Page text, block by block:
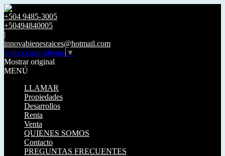
+504 9485-3005
+50494840005
|
innovabienesraices@hotmail.com
Seleccionar idioma ▼
Mostrar original
MENÚ
LLAMAR
Propiedades
Desarrollos
Renta
Venta
QUIENES SOMOS
Contacto
PREGUNTAS FRECUENTES